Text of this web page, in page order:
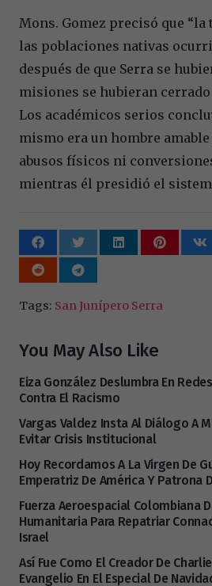
Mons. Gomez precisó que
las poblaciones nativas
después de que Serra se
misiones se hubieran cerrado
Los académicos serios
mismo era un hombre amable
abusos físicos ni
mientras él presidió el
Tags: San Junípero Serra
You May Also Like
Eiza González Deslumbra En
Contra El Racismo
Vargas Valdez Insta Al Diálogo A
Evitar Crisis Institucional
Hoy Recordamos A La Virgen De
Emperatriz De América Y Patrona
Fuerza Aeroespacial Colombiana
Humanitaria Para Repatriar
Israel
Así Fue Como El Creador De
Evangelio En El Especial De